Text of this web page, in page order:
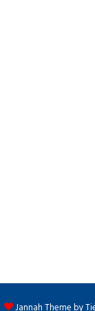
Jannah Theme by